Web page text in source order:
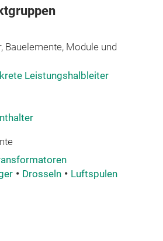
Bauelemente, Module und
Leistungshalbleiter
Drosseln Luftspulen